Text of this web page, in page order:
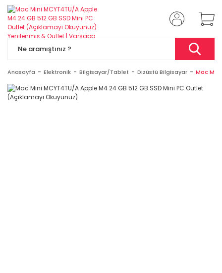
Anasayfa Elektronik Bilgisayar/Tablet Dizüstü Bilgisayar Mac Mini